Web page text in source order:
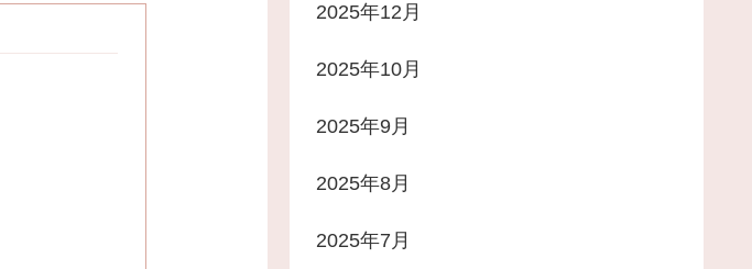
2025年12月
2025年10月
2025年9月
2025年8月
2025年7月